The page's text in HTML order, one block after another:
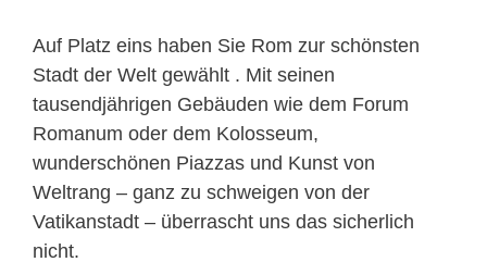
Auf Platz eins haben Sie Rom zur schönsten
Stadt der Welt gewählt . Mit seinen
tausendjährigen Gebäuden wie dem Forum
Romanum oder dem Kolosseum,
wunderschönen Piazzas und Kunst von
Weltrang – ganz zu schweigen von der
Vatikanstadt – überrascht uns das sicherlich
nicht.